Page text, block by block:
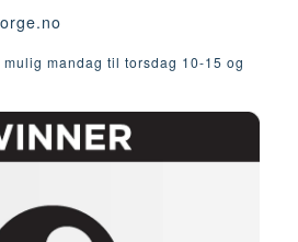
mandag til torsdag 10-15 og